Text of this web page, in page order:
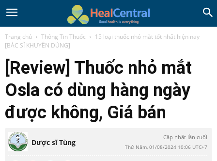
Trang chủ Thông Tin Thuốc
15 loại thuốc nhỏ mắt tốt nhất hiện nay
[BÁC SĨ KHUYÊN DÙNG]
[Review] Thuốc nhỏ mắt
Osla có dùng hàng ngày
được không, Giá bán
Dược sĩ Tùng
Cập nhật lần cuối
Thứ Năm, 01/08/2024 10:06 UTC+7